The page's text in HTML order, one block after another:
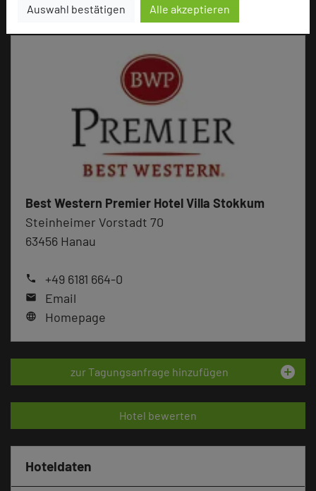
Auswahl bestätigen Alle akzeptieren
URL:https://www.villastokkum.de/
Best Western Premier Hotel Villa Stokkum
Steinheimer Vorstadt 70
63456 Hanau
phone +49 6181 664-0
mail Email
language Homepage
zur Tagungsanfrage hinzufügen add_circle
Hotel bewerten
Hoteldaten